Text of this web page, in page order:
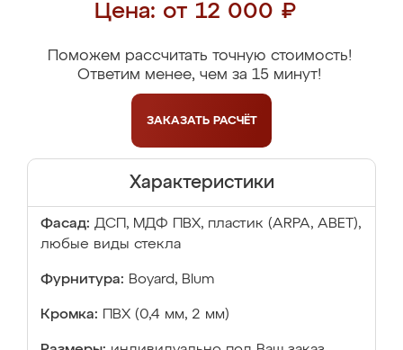
Цена: от 12 000 ₽
Поможем рассчитать точную стоимость!
Ответим менее, чем за 15 минут!
ЗАКАЗАТЬ РАСЧЁТ
Характеристики
Фасад: ДСП, МДФ ПВХ, пластик (ARPA, ABET),
любые виды стекла
Фурнитура: Boyard, Blum
Кромка: ПВХ (0,4 мм, 2 мм)